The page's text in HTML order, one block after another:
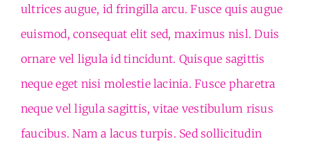
ultrices augue, id fringilla arcu. Fusce quis augue
euismod, consequat elit sed, maximus nisl. Duis
ornare vel ligula id tincidunt. Quisque sagittis
neque eget nisi molestie lacinia. Fusce pharetra
neque vel ligula sagittis, vitae vestibulum risus
faucibus. Nam a lacus turpis. Sed sollicitudin